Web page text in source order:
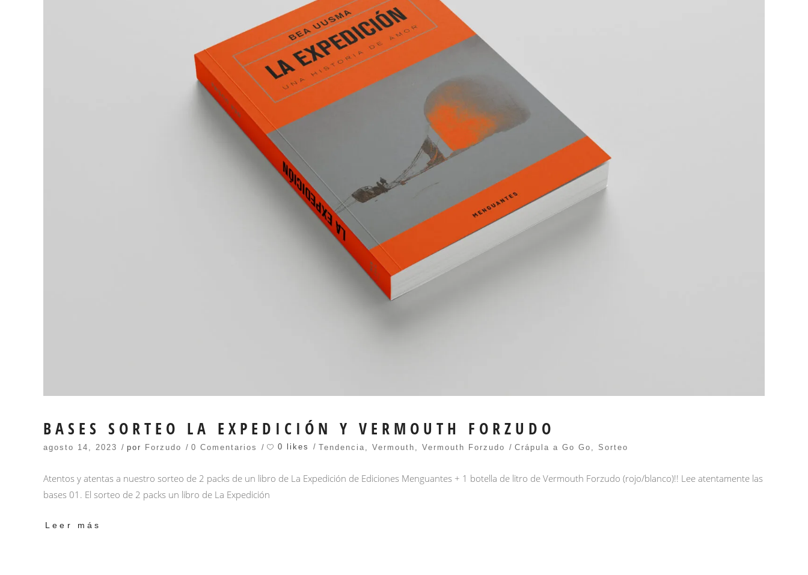
BASES SORTEO LA EXPEDICIÓN Y VERMOUTH FORZUDO
agosto 14, 2023 por Forzudo 0 Comentarios 0 likes Tendencia Vermouth Vermouth Forzudo Crápula a Go Go Sorteo
Atentos y atentas a nuestro sorteo de 2 packs de un libro de La Expedición de Ediciones Menguantes + 1 botella de litro de Vermouth Forzudo (rojo/blanco)!! Lee atentamente las
bases 01. El sorteo de 2 packs un libro de La Expedición
Leer más